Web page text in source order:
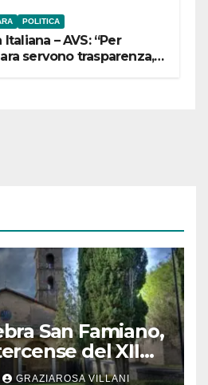
POLITICA
Italiana – AVS: “Per
servono trasparenza,
San Famiano,
del XII
GRAZIAROSA VILLANI